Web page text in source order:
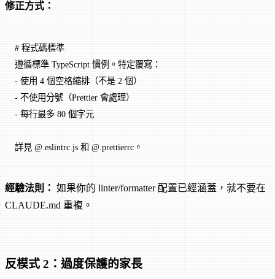
修正方式：
# 程式碼標準
遵循標準 TypeScript 慣例。特定覆寫：
- 使用 4 個空格縮排（不是 2 個）
- 不使用分號（Prettier 會處理）
- 每行最多 80 個字元
詳見 @.eslintrc.js 和 @.prettierrc。
經驗法則： 如果你的 linter/formatter 配置已經涵蓋，就不要在
CLAUDE.md 重複。
反模式 2：過度保護的家長